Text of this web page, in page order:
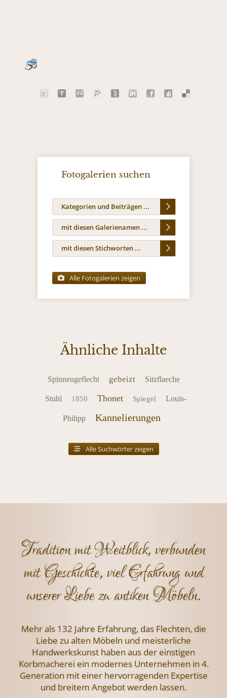
Fotogalerien suchen
Kategorien und Beiträgen ...
mit diesen Galerienamen ...
mit diesen Stichworten ...
Alle Fotogalerien zeigen
Ähnliche Inhalte
Spinnengeflecht gebeizt Sitzflaeche
Stuhl 1850 Thonet Spiegel Louis-
Philipp Kannelierungen
Alle Suchwörter zeigen
Tradition mit Weitblick, verbunden
mit Geschichte, viel Erfahrung und
unserer Liebe zu antiken Möbeln.
Mehr als 132 Jahre Erfahrung, das Flechten, die
Liebe zu alten Möbeln und meisterliche
Handwerkskunst haben aus der einstigen
Korbmacherei ein modernes Unternehmen in 4.
Generation mit einer hervorragenden Expertise
und breitem Angebot werden lassen.